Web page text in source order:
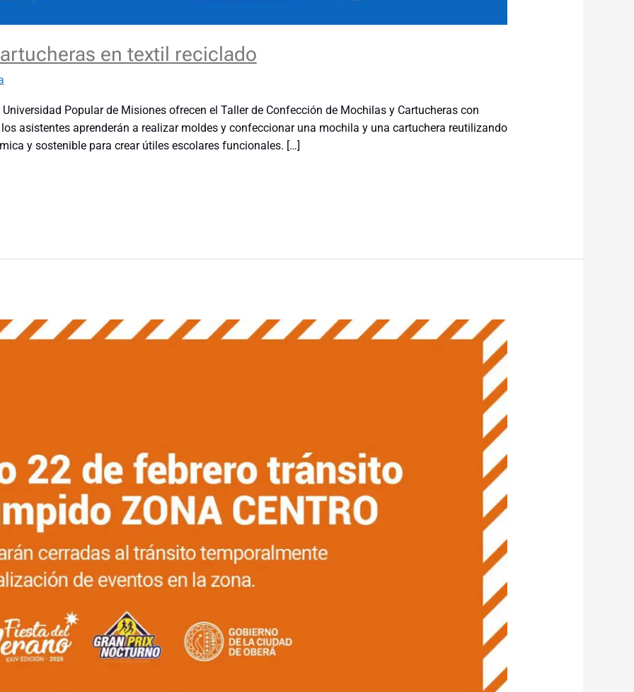
en textil reciclado
Popular de Misiones ofrecen el Taller de Confección de Mochilas y Cartucheras con
asistentes aprenderán a realizar moldes y confeccionar una mochila y una cartuchera reutilizando
y sostenible para crear útiles escolares funcionales. […]